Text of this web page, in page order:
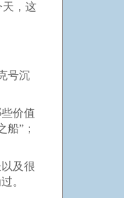
天，这
号沉
价值
”；
及很
。